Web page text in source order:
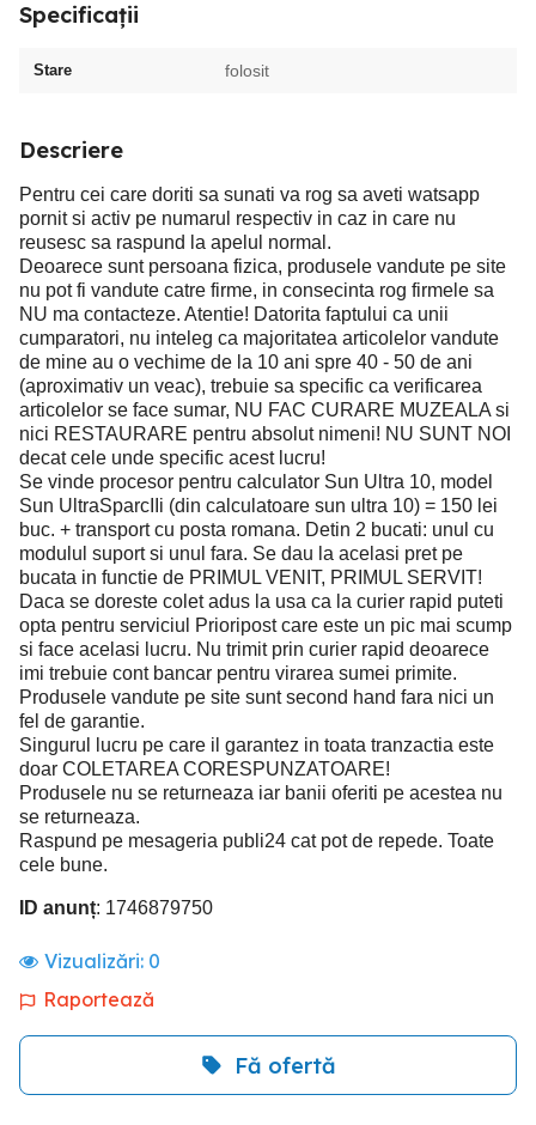
Specificații
Stare folosit
Descriere
Pentru cei care doriti sa sunati va rog sa aveti watsapp
pornit si activ pe numarul respectiv in caz in care nu
reusesc sa raspund la apelul normal.
Deoarece sunt persoana fizica, produsele vandute pe site
nu pot fi vandute catre firme, in consecinta rog firmele sa
NU ma contacteze. Atentie! Datorita faptului ca unii
cumparatori, nu inteleg ca majoritatea articolelor vandute
de mine au o vechime de la 10 ani spre 40 - 50 de ani
(aproximativ un veac), trebuie sa specific ca verificarea
articolelor se face sumar, NU FAC CURARE MUZEALA si
nici RESTAURARE pentru absolut nimeni! NU SUNT NOI
decat cele unde specific acest lucru!
Se vinde procesor pentru calculator Sun Ultra 10, model
Sun UltraSparcIIi (din calculatoare sun ultra 10) = 150 lei
buc. + transport cu posta romana. Detin 2 bucati: unul cu
modulul suport si unul fara. Se dau la acelasi pret pe
bucata in functie de PRIMUL VENIT, PRIMUL SERVIT!
Daca se doreste colet adus la usa ca la curier rapid puteti
opta pentru serviciul Prioripost care este un pic mai scump
si face acelasi lucru. Nu trimit prin curier rapid deoarece
imi trebuie cont bancar pentru virarea sumei primite.
Produsele vandute pe site sunt second hand fara nici un
fel de garantie.
Singurul lucru pe care il garantez in toata tranzactia este
doar COLETAREA CORESPUNZATOARE!
Produsele nu se returneaza iar banii oferiti pe acestea nu
se returneaza.
Raspund pe mesageria publi24 cat pot de repede. Toate
cele bune.
ID anunț: 1746879750
Vizualizări: 0
Raportează
Fă ofertă